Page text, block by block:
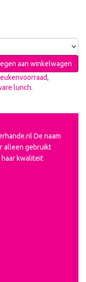
aan winkelwagen
,
lunch.
De naam
alleen gebruikt
kwaliteit